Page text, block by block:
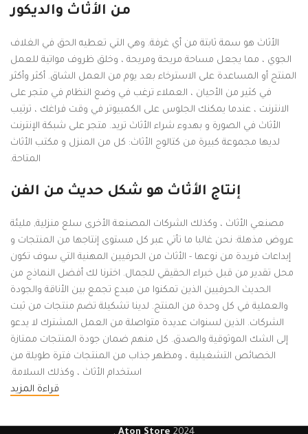
من الأثاث والديكور
الأثاث هو سمة ثابتة من أي غرفة. وهي التي تعطيه الحق في الغلاف
الجوي ، مما يجعل مساحة مريحة ومريحة ، وخلق ظروف مواتية للعمل
المنتج أو المساعدة على الاسترخاء بعد يوم من العمل الشاق. أكثر وأكثر
في كثير من الأحيان ، العملاء ترغب في وضع النظام في متجر على
الانترنت ، عندما يمكنك الجلوس على الكمبيوتر في وقت فراغك ، ترتيب
الأثاث في الصورة و بهدوء شراء الأثاث تريد. متجر على شبكة الإنترنت
لديها مجموعة كبيرة من كتالوج الأثاث: كل من المنزل و مكتب الأثاث
المتاحة.
إنتاج الأثاث هو شكل حديث من الفن
مصنعي الأثاث ، وكذلك الشركات المصنعة الأخرى سلع منزلية, مليئة
عروض مذهلة: نحن غالبا ما تأتي عبر كل مستوى إنتاجها من المنتجات و
إبداعات فريدة من نوعها - الأثاث من الحرفيين المهنية التي سوف تكون
محل تقدير من قبل خبراء الحقيقي للجمال. اخترنا لك أفضل النماذج من
الحديث الحرفيين الذين تمكنوا من مبدع تجمع بين الأناقة والجودة
والعملية في كل وحدة من المنتج. لدينا تشكيلة تضم منتجات من ثبت
الشركات. الذين لسنوات عديدة متواصلة من العمل المشترك لا يدعو
إلى الشك الموثوقية والصدق. كل منهم ضمان جودة المنتجات ممتازة
الخصائص التشغيلية ، ومظهر جذاب من المنتجات فترة طويلة من
استخدام الأثاث ، وكذلك السلامة.
قراءة المزيد